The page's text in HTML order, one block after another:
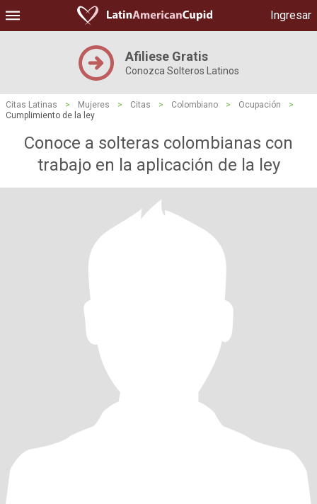
Ingresar
Afiliese Gratis
Conozca Solteros Latinos
Citas Latinas > Mujeres > Citas > Colombiano > Ocupación
>
Cumplimiento de la ley
Conoce a solteras colombianas con
trabajo en la aplicación de la ley